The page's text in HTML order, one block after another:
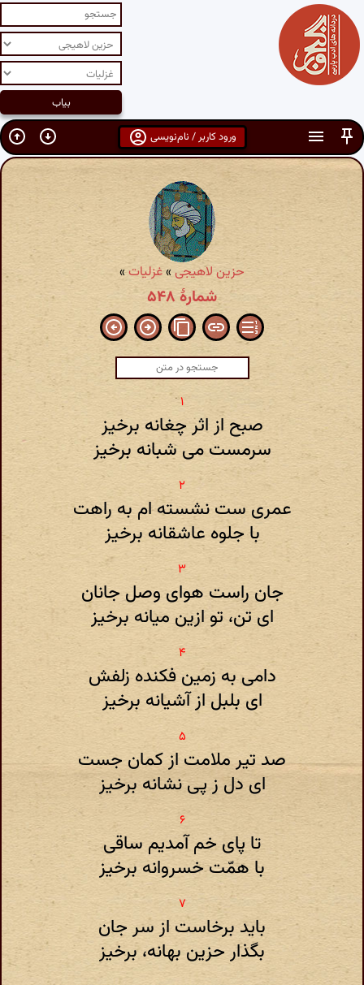
ورود کاربر / نام‌نویسی
حزین لاهیجی»غزلیات »
شمارهٔ ۵۴۸
صبح از اثر چغانه برخیز
سرمست می شبانه برخیز
عمری ست نشسته ام به راهت
با جلوه عاشقانه برخیز
جان راست هوای وصل جانان
ای تن، تو ازین میانه برخیز
دامی به زمین فکنده زلفش
ای بلبل از آشیانه برخیز
صد تیر ملامت از کمان جست
ای دل ز پی نشانه برخیز
تا پای خم آمدیم ساقی
با همّت خسروانه برخیز
باید برخاست از سر جان
بگذار حزین بهانه، برخیز